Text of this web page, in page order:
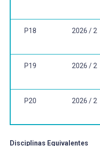
P18 2026 / 2
P19 2026 / 2
P20 2026 / 2
Disciplinas Equivalentes